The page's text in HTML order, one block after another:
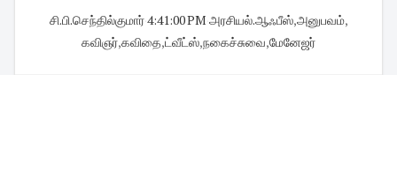
சி.பி.செந்தில்குமார்·4:41:00 PM அரசியல்.ஆஃபீஸ்,அனுபவம்,
கவிஞர்,கவிதை,ட்வீட்ஸ்,நகைச்சுவை,மேனேஜர்